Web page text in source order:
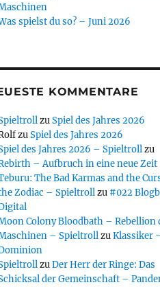
spielst du so? – Juni 2026
KOMMENTARE
zuSpiel des Jahres 2026
zuSpiel des Jahres 2026
des Jahres 2026 – Spieltrollzu
– Aufbruch in eine neue Zeit
The Bad Karmas and the
Zodiac – Spieltrollzu #022
Colony Bloodbath – Rebellion
– SpieltrollzuKlassiker
zuDer Herr der Ringe: Das
der Gemeinschaft –